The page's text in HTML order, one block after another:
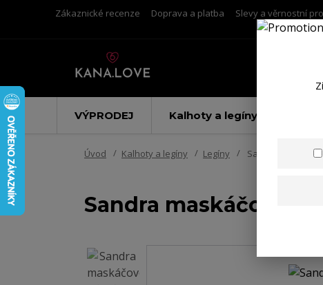
Zákaznické recenze Doprava a platba Slevy a věrnostní
VÝPRODEJ Kalhoty a legíny
Úvod Kalhoty a legíny Legíny Sandra
Sandra maskáčové